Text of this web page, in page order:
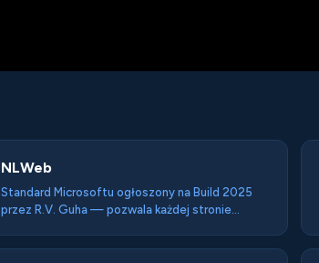
NLWeb
Standard Microsoftu ogłoszony na Build 2025
przez R.V. Guha — pozwala każdej stronie